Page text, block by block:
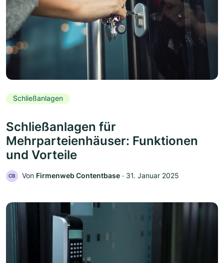
Schließanlagen
Schließanlagen für
Mehrparteienhäuser: Funktionen
und Vorteile
CB Von Firmenweb Contentbase ‧ 31. Januar 2025